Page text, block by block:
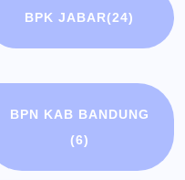
BPK JABAR(24)
BPN KAB BANDUNG
(6)